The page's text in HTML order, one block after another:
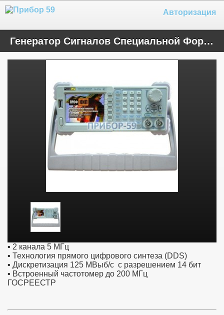
Авторизация
Генератор Сигналов Специальной Формы ПрофКиП Г6-27М
▪ 2 канала 5 МГц
▪ Технология прямого цифрового синтеза (DDS)
▪ Дискретизация 125 МВыб/с с разрешением 14 бит
▪ Встроенный частотомер до 200 МГц
ГОСРЕЕСТР